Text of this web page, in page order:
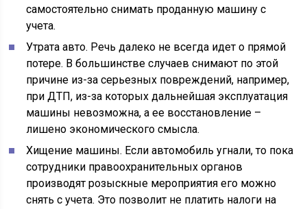
самостоятельно снимать проданную машину с
учета.
Утрата авто. Речь далеко не всегда идет о прямой
потере. В большинстве случаев снимают по этой
причине из-за серьезных повреждений, например,
при ДТП, из-за которых дальнейшая эксплуатация
машины невозможна, а ее восстановление –
лишено экономического смысла.
Хищение машины. Если автомобиль угнали, то пока
сотрудники правоохранительных органов
производят розыскные мероприятия его можно
снять с учета. Это позволит не платить налоги на